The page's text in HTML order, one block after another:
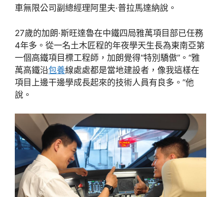
車無限公司副總經理阿里夫·普拉馬達納說。
27歲的加朗·斯旺達魯在中鐵四局雅萬項目部已任務
4年多。從一名土木匠程的年夜學天生長為東南亞第
一個高鐵項目標工程師，加朗覺得“特別驕傲”。“雅
萬高鐵沿包養線處處都是當地建設者，像我這樣在
項目上邊干邊學成長起來的技術人員有良多。”他
說。